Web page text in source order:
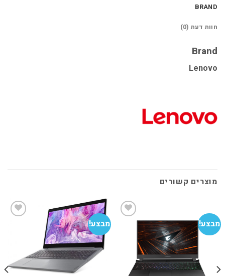
BRAND
חוות דעת (0)
Brand
Lenovo
מוצרים קשורים
מבצע!
למועדפים
מבצע!